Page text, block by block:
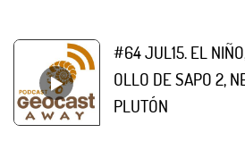
#64 JUL15. EL
OLLO DE SAPO 2,
PLUTÓN